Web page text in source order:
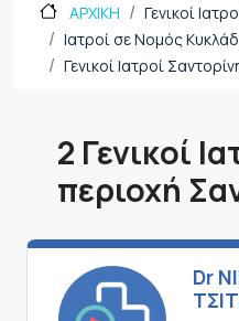
ΑΡΧΙΚΗ
Γενικοί
Ιατροί σε Νομός
Γενικοί Ιατροί
2 Γενικοί
περιοχή
Dr